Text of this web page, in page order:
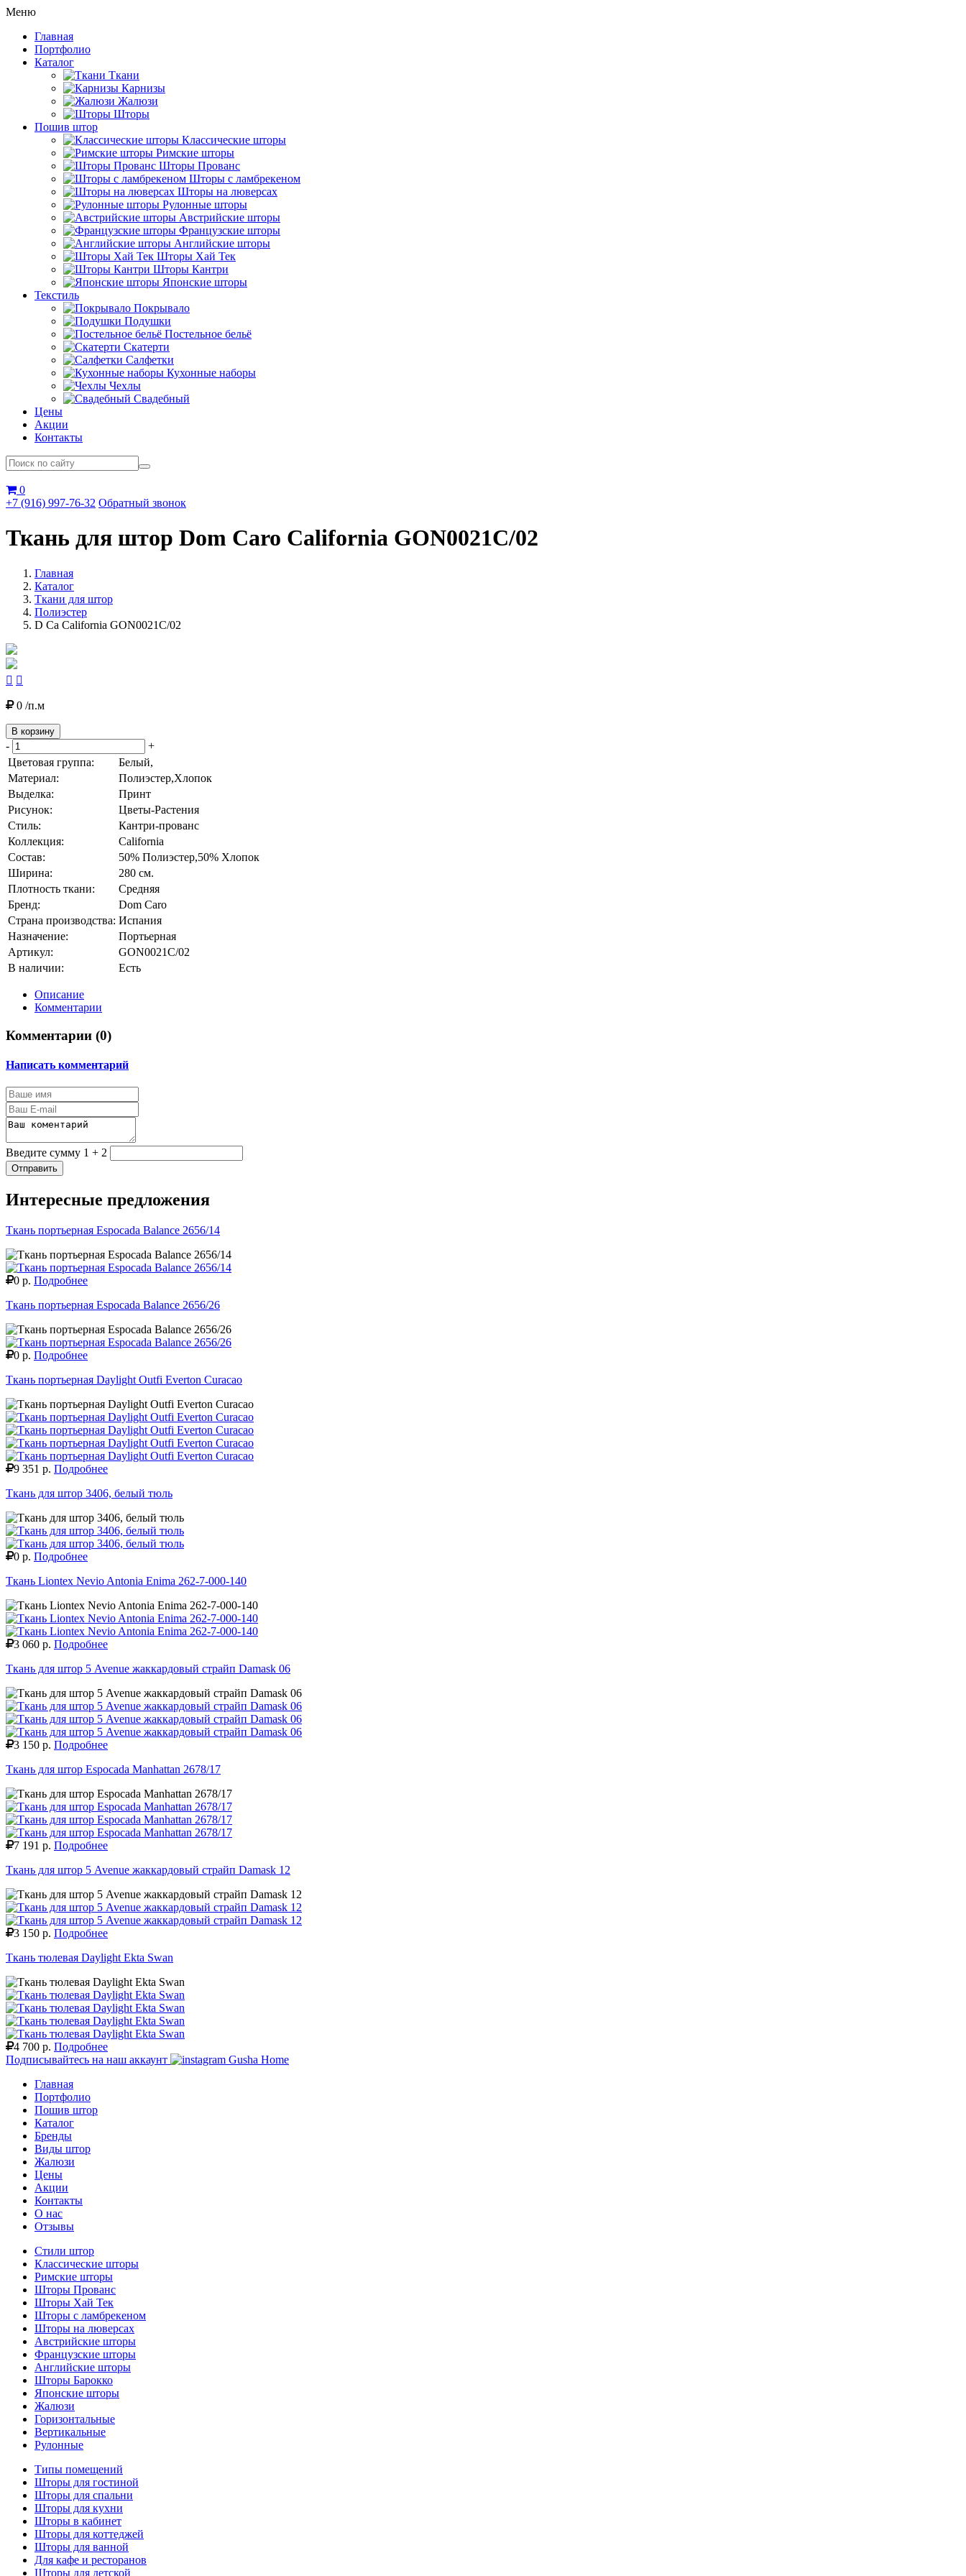
Меню
Главная
Портфолио
Каталог
Ткани
Карнизы
Жалюзи
Шторы
Пошив штор
Классические шторы
Римские шторы
Шторы Прованс
Шторы с ламбрекеном
Шторы на люверсах
Рулонные шторы
Австрийские шторы
Французские шторы
Английские шторы
Шторы Хай Тек
Шторы Кантри
Японские шторы
Текстиль
Покрывало
Подушки
Постельное бельё
Скатерти
Салфетки
Кухонные наборы
Чехлы
Свадебный
Цены
Акции
Контакты
0
+7 (916) 997-76-32 Обратный звонок
Ткань для штор Dom Caro California GON0021C/02
Главная
Каталог
Ткани для штор
Полиэстер
D Ca California GON0021C/02
 
0 /п.м
В корзину
-
+
Цветовая группа:
Белый,
Материал:
Полиэстер,Хлопок
Выделка:
Принт
Рисунок:
Цветы-Растения
Стиль:
Кантри-прованс
Коллекция:
California
Состав:
50% Полиэстер,50% Хлопок
Ширина:
280 см.
Плотность ткани:
Средняя
Бренд:
Dom Caro
Страна производства: Испания
Назначение:
Портьерная
Артикул:
GON0021C/02
В наличии:
Есть
Описание
Комментарии
Комментарии (0)
Написать комментарий
Введите сумму 1 + 2
Отправить
Интересные предложения
Ткань портьерная Espocada Balance 2656/14
0 р. Подробнее
Ткань портьерная Espocada Balance 2656/26
0 р. Подробнее
Ткань портьерная Daylight Outfi Everton Curacao
9 351 р. Подробнее
Ткань для штор 3406, белый тюль
0 р. Подробнее
Ткань Liontex Nevio Antonia Enima 262-7-000-140
3 060 р. Подробнее
Ткань для штор 5 Avenue жаккардовый страйп Damask 06
3 150 р. Подробнее
Ткань для штор Espocada Manhattan 2678/17
7 191 р. Подробнее
Ткань для штор 5 Avenue жаккардовый страйп Damask 12
3 150 р. Подробнее
Ткань тюлевая Daylight Ekta Swan
4 700 р. Подробнее
Подписывайтесь на наш аккаунт
Gusha Home
Главная
Портфолио
Пошив штор
Каталог
Бренды
Виды штор
Жалюзи
Цены
Акции
Контакты
О нас
Отзывы
Стили штор
Классические шторы
Римские шторы
Шторы Прованс
Шторы Хай Тек
Шторы с ламбрекеном
Шторы на люверсах
Австрийские шторы
Французские шторы
Английские шторы
Шторы Барокко
Японские шторы
Жалюзи
Горизонтальные
Вертикальные
Рулонные
Типы помещений
Шторы для гостиной
Шторы для спальни
Шторы для кухни
Шторы в кабинет
Шторы для коттеджей
Шторы для ванной
Для кафе и ресторанов
Шторы для детской